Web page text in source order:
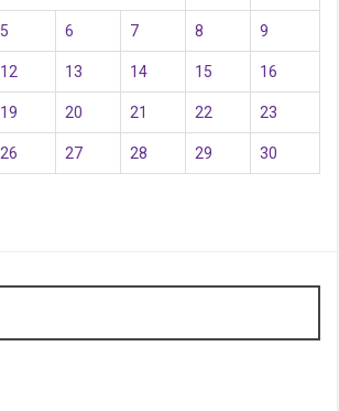
5 6 7 8 9
12 13 14 15 16
19 20 21 22 23
26 27 28 29 30